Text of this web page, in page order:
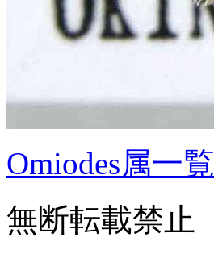
Omiodes属一覧
無断転載禁止